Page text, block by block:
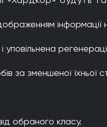
інформації
уповільнена
зменшеної їхньої
обраного класу.